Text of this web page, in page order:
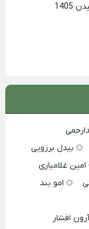
بیدل برزویی
امین غلامیاری
امو بند
افشار